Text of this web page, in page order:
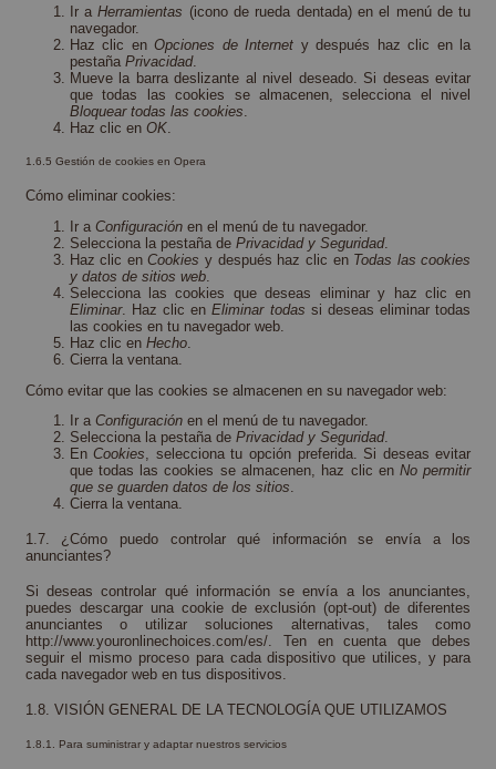
Ir aHerramientas (icono de rueda dentada) en el menú de tu
navegador.
Haz clic enOpciones de Internet y después haz clic en la
pestaña Privacidad.
Mueve la barra deslizante al nivel deseado. Si deseas evitar
que todas las cookies se almacenen, selecciona el nivel
Bloquear todas las cookies
Haz clic en OK.
1.6.5 Gestión de cookies en Opera
Cómo eliminar cookies:
Ir a Configuraciónen el menú de tu navegador.
Selecciona la pestaña de Privacidad y Seguridad.
Haz clic enCookies y después haz clic en Todas las cookies
y datos de sitios web.
Selecciona las cookies que deseas eliminar y haz clic en
Eliminar. Haz clic enEliminar todas si deseas eliminar todas
las cookies en tu navegador web.
Haz clic en Hecho.
Cierra la ventana.
Cómo evitar que las cookies se almacenen en su navegador web:
Ir a Configuraciónen el menú de tu navegador.
Selecciona la pestaña de Privacidad y Seguridad.
EnCookies, selecciona tu opción preferida. Si deseas evitar
que todas las cookies se almacenen, haz clic enNo permitir
que se guarden datos de los sitios.
Cierra la ventana.
1.7. ¿Cómo puedo controlar qué información se envía a los
anunciantes?
Si deseas controlar qué información se envía a los anunciantes,
puedes descargar una cookie de exclusión (opt-out) de diferentes
anunciantes o utilizar soluciones alternativas, tales como
http://www.youronlinechoices.com/es/. Ten en cuenta que debes
seguir el mismo proceso para cada dispositivo que utilices, y para
cada navegador web en tus dispositivos.
1.8. VISIÓN GENERAL DE LA TECNOLOGÍA QUE UTILIZAMOS
1.8.1. Para suministrar y adaptar nuestros servicios